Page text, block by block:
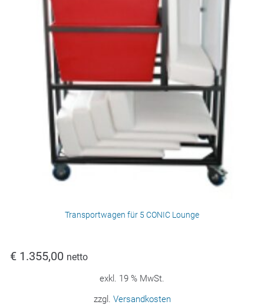
Transportwagen für 5 CONIC Lounge
€ 1.355,00 netto
exkl. 19 % MwSt.
zzgl. Versandkosten